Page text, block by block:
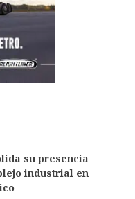
su presencia
industrial en